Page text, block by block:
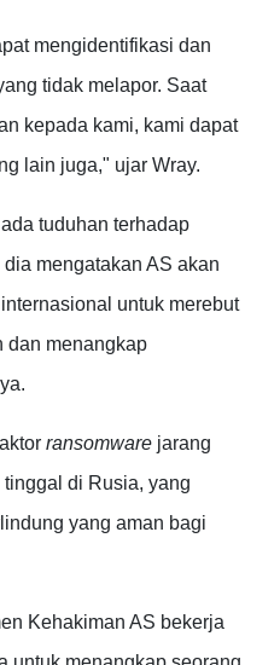
mengidentifikasi dan
tidak melapor. Saat
kepada kami, kami dapat
lain juga," ujar Wray.
tuduhan terhadap
mengatakan AS akan
untuk merebut
dan menangkap
ransomware jarang
di Rusia, yang
yang aman bagi
Kehakiman AS bekerja